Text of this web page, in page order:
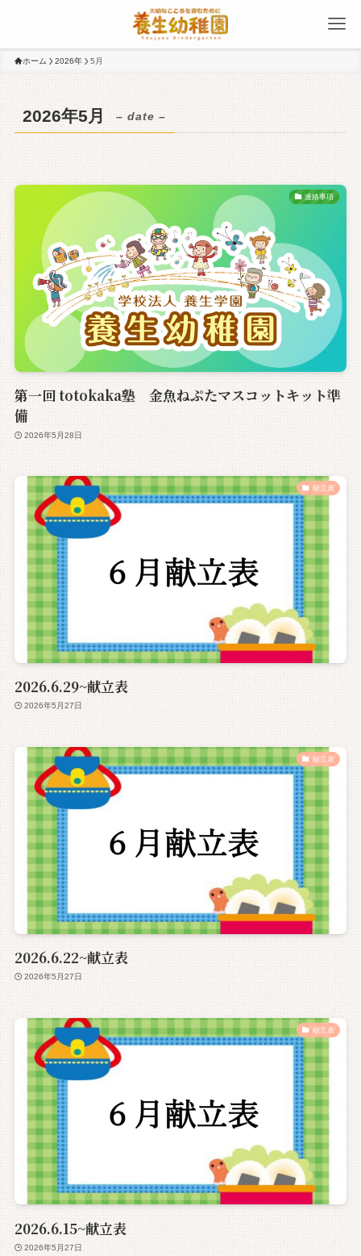
ホーム 2026年 5月
2026年5月 – date –
連絡事項
第一回 totokaka塾 金魚ねぷたマスコットキット準
備
2026年5月28日
献立表
2026.6.29~献立表
2026年5月27日
献立表
2026.6.22~献立表
2026年5月27日
献立表
2026.6.15~献立表
2026年5月27日